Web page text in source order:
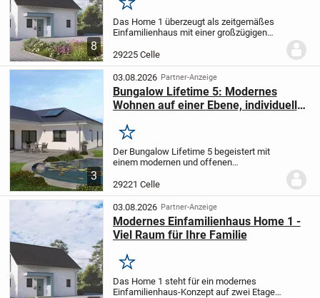
8
Merken
Das Home 1 überzeugt als zeitgemäßes
Einfamilienhaus mit einer großzügigen
Etagen und vier geräumige Zimmer.
Dieses Haus ist ideal für Familien, die
gleicherma...
29225 Celle
3
03.08.2026 Partner-Anzeige
Bungalow Lifetime 5: Modernes
Wohnen auf einer Ebene, individuell
Merken
Der Bungalow Lifetime 5 begeistert mit
einem modernen und offenen
Raumaufteilung - alles bequem auf einer
Etage. Besonders hervorzuheben sind
dabei:- Das Elternschl...
29221 Celle
03.08.2026 Partner-Anzeige
Modernes Einfamilienhaus Home 1 -
Viel Raum für Ihre Familie
Merken
Das Home 1 steht für ein modernes
Einfamilienhaus-Konzept auf zwei Etagen